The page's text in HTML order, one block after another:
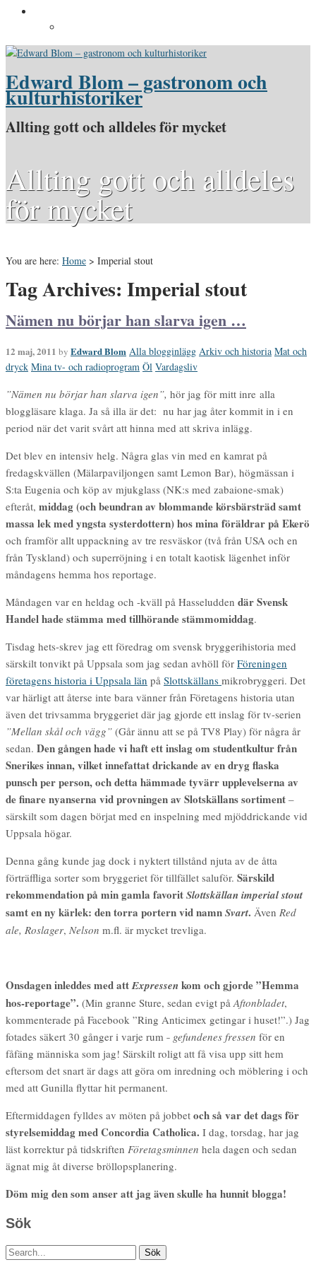
Edward Blom – gastronom och
kulturhistoriker
Allting gott och alldeles för mycket
Allting gott och alldeles
för mycket
You are here: Home > Imperial stout
Tag Archives: Imperial stout
Nämen nu börjar han slarva igen …
12 maj, 2011 by Edward Blom Alla blogginlägg Arkiv och historia Mat och
dryck Mina tv- och radioprogram Öl Vardagsliv
”Nämen nu börjar han slarva igen”, hör jag för mitt inre alla
bloggläsare klaga. Ja så illa är det: nu har jag åter kommit in i en
period när det varit svårt att hinna med att skriva inlägg.
Det blev en intensiv helg. Några glas vin med en kamrat på
fredagskvällen (Mälarpaviljongen samt Lemon Bar), högmässan i
S:ta Eugenia och köp av mjukglass (NK:s med zabaione-smak)
efteråt, middag (och beundran av blommande körsbärsträd samt
massa lek med yngsta systerdottern) hos mina föräldrar på Ekerö
och framför allt uppackning av tre resväskor (två från USA och en
från Tyskland) och superröjning i en totalt kaotisk lägenhet inför
måndagens hemma hos reportage.
Måndagen var en heldag och -kväll på Hasseludden där Svensk
Handel hade stämma med tillhörande stämmomiddag.
Tisdag hets-skrev jag ett föredrag om svensk bryggerihistoria med
särskilt tonvikt på Uppsala som jag sedan avhöll för Föreningen
företagens historia i Uppsala län på Slottskällans mikrobryggeri. Det
var härligt att återse inte bara vänner från Företagens historia utan
även det trivsamma bryggeriet där jag gjorde ett inslag för tv-serien
”Mellan skål och vägg” (Går ännu att se på TV8 Play) för några år
sedan. Den gången hade vi haft ett inslag om studentkultur från
Snerikes innan, vilket innefattat drickande av en dryg flaska
punsch per person, och detta hämmade tyvärr upplevelserna av
de finare nyanserna vid provningenav Slotskällans sortiment –
särskilt som dagen börjat med en inspelning med mjöddrickande vid
Uppsala högar.
Denna gång kunde jag dock i nyktert tillstånd njuta av de åtta
förträffliga sorter som bryggeriet för tillfället saluför. Särskild
rekommendation på min gamla favoritSlottskällan imperial stout
samt en ny kärlek: den torra portern vid namnSvart. Även Red
ale, Roslager, Nelson m.fl. är mycket trevliga.
Onsdagen inleddes med attExpressen kom och gjorde ”Hemma
hos-reportage”. (Min granne Sture, sedan evigt påAftonbladet,
kommenterade på Facebook ”Ring Anticimex getingar i huset!”.) Jag
fotades säkert 30 gånger i varje rum ˗ gefundenes fressen för en
fåfäng människa som jag! Särskilt roligt att få visa upp sitt hem
eftersom det snart är dags att göra om inredning och möblering i och
med att Gunilla flyttar hit permanent.
Eftermiddagen fylldes av möten på jobbet och så var det dags för
styrelsemiddag med Concordia Catholica. I dag, torsdag, har jag
läst korrektur på tidskriften Företagsminnen hela dagen och sedan
ägnat mig åt diverse bröllopsplanering.
Döm mig den som anser att jag även skulle ha hunnit blogga!
Sök
Sök